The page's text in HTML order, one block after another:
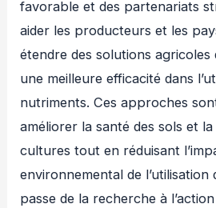
favorable et des partenariats
aider les producteurs et les
étendre des solutions
une meilleure efficacité dans
nutriments. Ces approches
améliorer la santé des sols et
cultures tout en réduisant
environnemental de l’utilisation
passe de la recherche à